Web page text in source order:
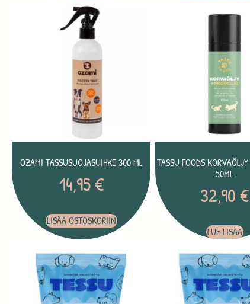
OZAMI TASSUSUOJASUIHKE 300 ML
14,95€
LISÄÄ OSTOSKORIIN
TASSU FOODS
50ML
32,90€
LUE LISÄÄ